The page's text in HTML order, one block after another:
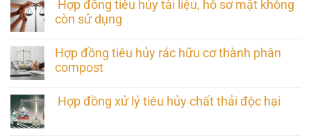
Hợp đồng tiêu hủy tài liệu, hồ sơ mật không
còn sử dụng
Hợp đồng tiêu hủy rác hữu cơ thành phân
compost
Hợp đồng xử lý tiêu hủy chất thải độc hại